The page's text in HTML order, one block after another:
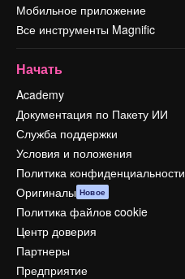
Мобильное приложение
Все инструменты Magnific
Начать
Academy
Документация по Пакету ИИ
Служба поддержки
Условия и положения
Политика конфиденциальности
Оригиналы Новое
Политика файлов cookie
Центр доверия
Партнеры
Предприятие